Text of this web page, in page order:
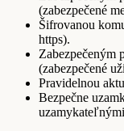
(zabezpečené
Šifrovanou
https).
Zabezpečeným
(zabezpečené
Pravidelnou
Bezpečne